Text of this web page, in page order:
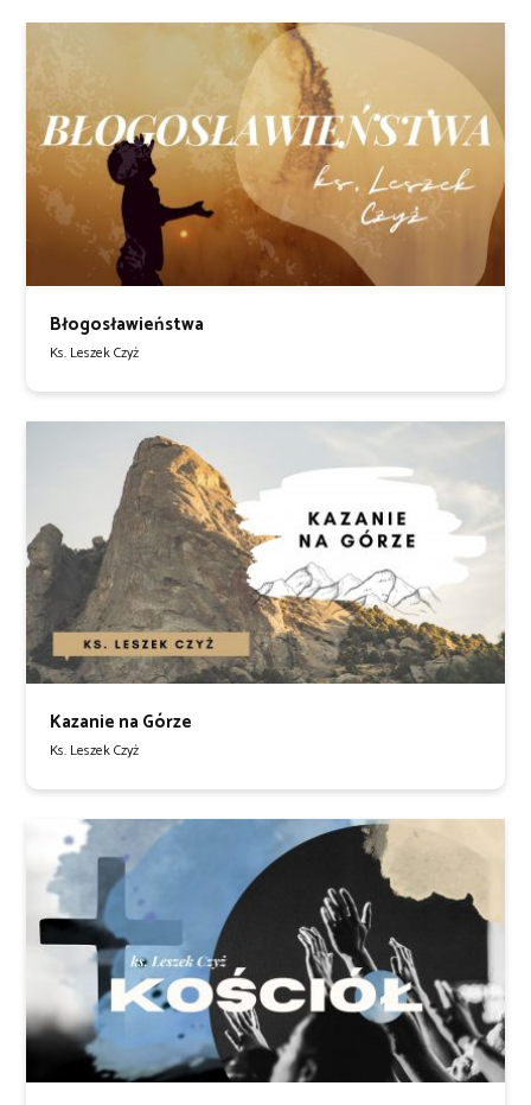
Błogosławieństwa
Ks. Leszek Czyż
Kazanie na Górze
Ks. Leszek Czyż